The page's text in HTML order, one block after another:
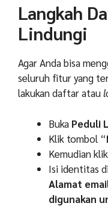
Langkah
Lindungi
Agar Anda bisa
seluruh fitur yang
lakukan daftar atau
Buka Peduli
Klik tombol “
Kemudian
Isi identitas
Alamat
digunakan